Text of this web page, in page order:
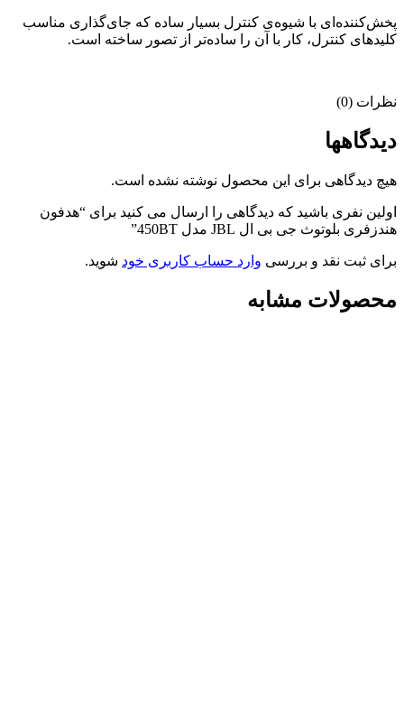
پخش‌کننده‌‌ای با شیوه‌ی کنترل بسیار ساده که جای‌گذاری مناسب
کلید‌های کنترل، کار با آن را ساده‌تر از تصور ساخته است.
نظرات (0)
دیدگاهها
هیچ دیدگاهی برای این محصول نوشته نشده است.
اولین نفری باشید که دیدگاهی را ارسال می کنید برای “هدفون
هندزفری بلوتوث جی بی ال JBL مدل 450BT”
برای ثبت نقد و بررسی وارد حساب کاربری خود شوید.
محصولات مشابه